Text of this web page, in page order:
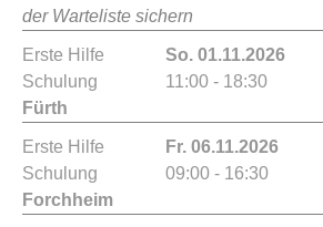
der Warteliste sichern
Erste Hilfe
Schulung
Fürth
So. 01.11.2026
11:00 - 18:30
Erste Hilfe
Schulung
Forchheim
Fr. 06.11.2026
09:00 - 16:30